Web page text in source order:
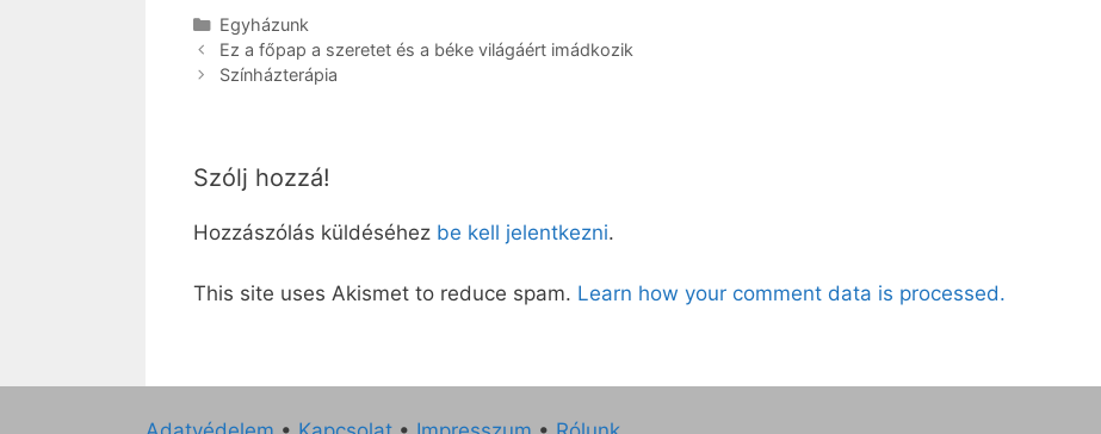
Kategória
Egyházunk
Ez a főpap a szeretet és a béke világáért imádkozik
Színházterápia
Szólj hozzá!
Hozzászólás küldéséhez be kell jelentkezni.
This site uses Akismet to reduce spam. Learn how your comment data is processed.